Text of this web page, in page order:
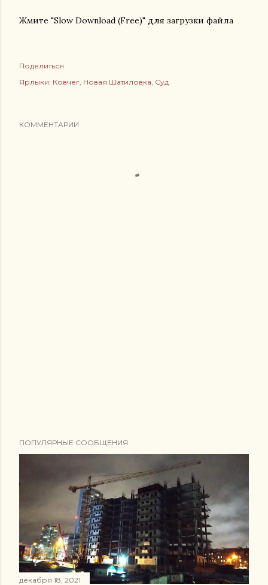
Жмите "Slow Download (Free)" для загрузки файла
Поделиться
Ярлыки: Ковчег Новая Шатиловка Суд
КОММЕНТАРИИ
ПОПУЛЯРНЫЕ СООБЩЕНИЯ
декабря 18, 2021